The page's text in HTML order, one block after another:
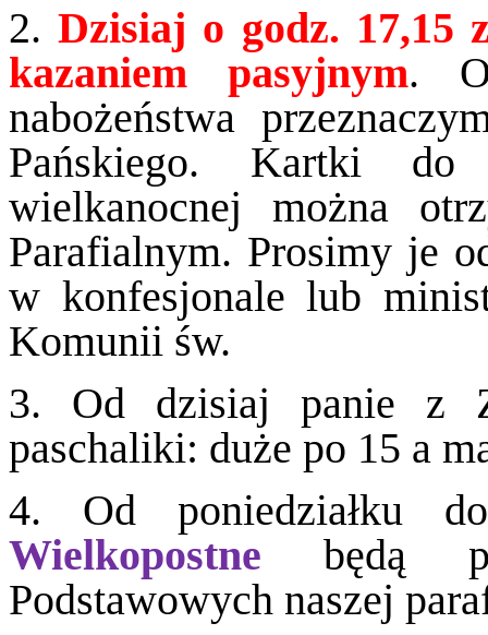
2.Dzisiaj o godz. 17,15
kazaniem pasyjnym.
nabożeństwa
Pańskiego. Kartki
wielkanocnej można
Parafialnym. Prosimy je
w konfesjonale lub
Komunii św.
3. Od dzisiaj panie z
paschaliki: duże po 15 a
4. Od poniedziałku
Wielkopostne
będą
Podstawowych naszej